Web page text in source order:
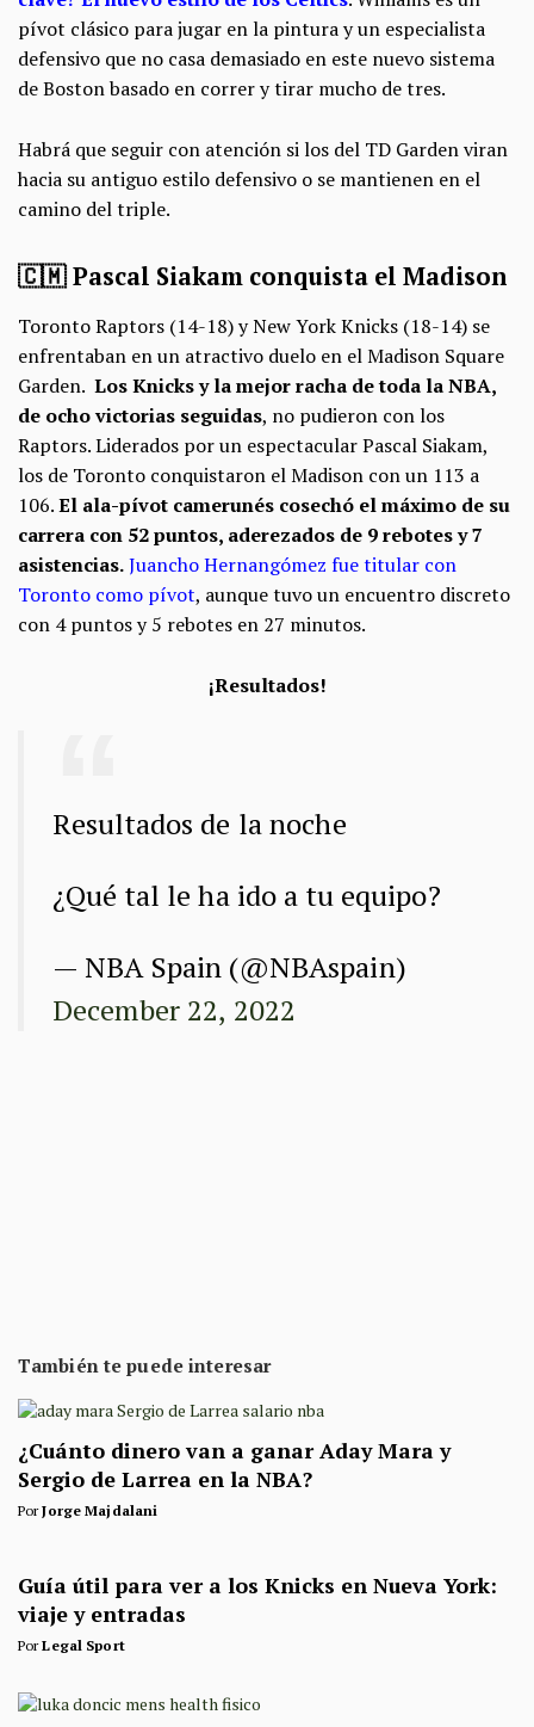
pívot clásico para jugar en la pintura y un especialista
defensivo que no casa demasiado en este nuevo sistema
de Boston basado en correr y tirar mucho de tres.
Habrá que seguir con atención si los del TD Garden viran
hacia su antiguo estilo defensivo o se mantienen en el
camino del triple.
🇨🇲 Pascal Siakam conquista el Madison
Toronto Raptors (14-18) y New York Knicks (18-14) se
enfrentaban en un atractivo duelo en el Madison Square
Garden. Los Knicks y la mejor racha de toda la NBA,
de ocho victorias seguidas, no pudieron con los
Raptors. Liderados por un espectacular Pascal Siakam,
los de Toronto conquistaron el Madison con un 113 a
106.El ala-pívot camerunés cosechó el máximo de su
carrera con 52 puntos, aderezados de 9 rebotes y 7
asistencias.Juancho Hernangómez fue titular con
Toronto como pívot, aunque tuvo un encuentro discreto
con 4 puntos y 5 rebotes en 27 minutos.
¡Resultados!
Resultados de la noche
¿Qué tal le ha ido a tu equipo?
— NBA Spain (@NBAspain)
December 22, 2022
También te puede interesar
¿Cuánto dinero van a ganar Aday Mara y
Sergio de Larrea en la NBA?
PorJorge Majdalani
Guía útil para ver a los Knicks en Nueva York:
viaje y entradas
PorLegal Sport